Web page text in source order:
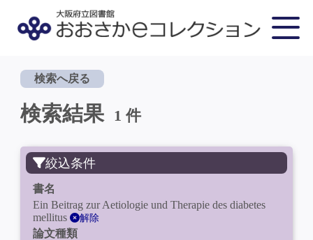
検索へ戻る
検索結果 1 件
絞込条件
書名
Ein Beitrag zur Aetiologie und Therapie des diabetes
mellitus
解除
論文種類